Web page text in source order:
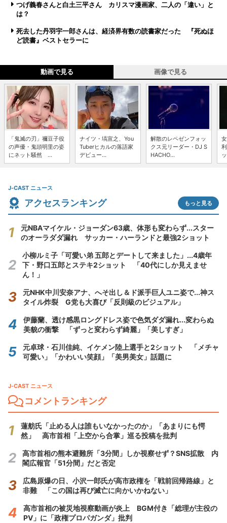
つげ義春さんと白土三平さん カリスマ漫画家、二人の「違い」と
は？
死去した丹羽宇一郎さんは、経済界有数の読書家だった 『死ぬほ
ど読書』ベストセラーに
動画で見る 画像で見る
「鬼滅の刃」禰豆子役
の声優・鬼頭明里の姿
にネット騒然 ...
ナイツ・塙宣之、You
Tuberヒカルの落語家
デビュー...
解散のレペゼンフォッ
クス元リーダー・DJ S
HACHO...
J-CAST ニュース
アクセスランキング もっと見る
元NBAマイケル・ジョーダン63歳、体形も変わらず...スター
のオーラダダ漏れ サッカー・ハーランドと最強2ショット
小柳ルミ子「可愛い弟 五郎とデートして来ました」...4歳年
下・野口五郎とステキ2ショット 「40代にしか見えませ
ん！」
元NHK中川安奈アナ、へそ出し＆ド派手巨人ユニ姿で...神ス
タイル炸裂 G党も大喜び「反則級のビジュアル」
伊藤蘭、透け感黒ロングドレス姿で色気ダダ漏れ...変わらぬ
美貌の衝撃 「ずっと変わらず綺麗」「美しすぎ」
元卓球・石川佳純、イケメン陸上選手と2ショット 「メチャ
可愛い」「かわいい笑顔」「美男美女」話題に
J-CAST ニュース
コメントランキング
蓮舫氏「止める人は誰もいなかったのか」「あまりにも愕
然」 高市首相「上空から合掌」巡る投稿を批判
高市首相の熊本避難所「3分間」しか視察せず？SNS拡散 内
閣広報官「51分間」だと否定
広島原爆の日、小沢一郎氏が高市政権を「戦前回帰路線」と
非難 「この国は再び滅亡に向かいかねない」
高市首相の被災地視察動画が炎上 BGM付き「総理が主役の
PV」に「政権プロパガンダ」批判